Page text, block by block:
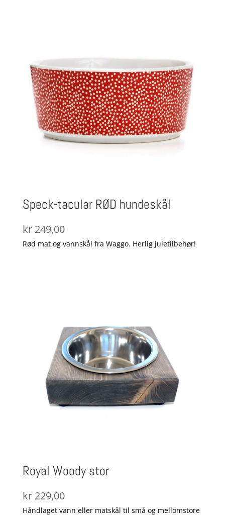
Speck-tacular RØD hundeskål
kr249,00
Rød mat og vannskål fra Waggo. Herlig juletilbehør!
Royal Woody stor
kr229,00
Håndlaget vann eller matskål til små og mellomstore